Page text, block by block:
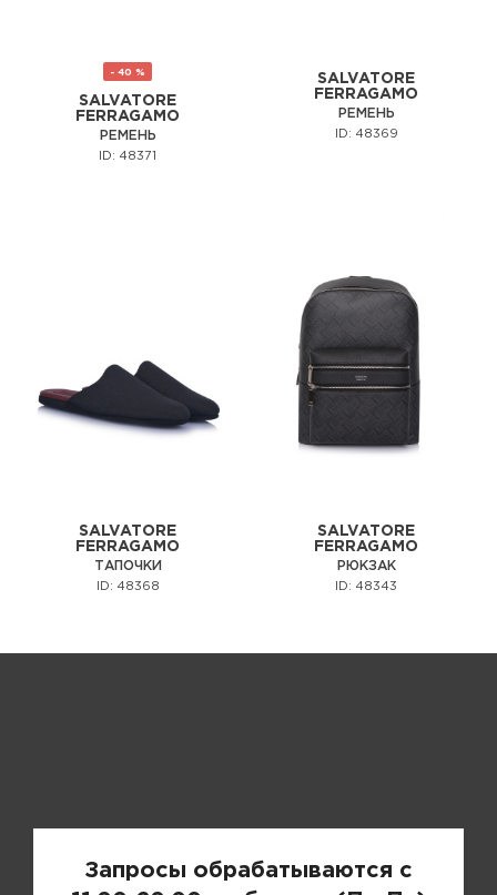
- 40 %
SALVATORE
FERRAGAMO
РЕМЕНЬ
ID: 48371
SALVATORE
FERRAGAMO
РЕМЕНЬ
ID: 48369
SALVATORE
FERRAGAMO
ТАПОЧКИ
ID: 48368
SALVATORE
FERRAGAMO
РЮКЗАК
ID: 48343
Запросы обрабатываются с